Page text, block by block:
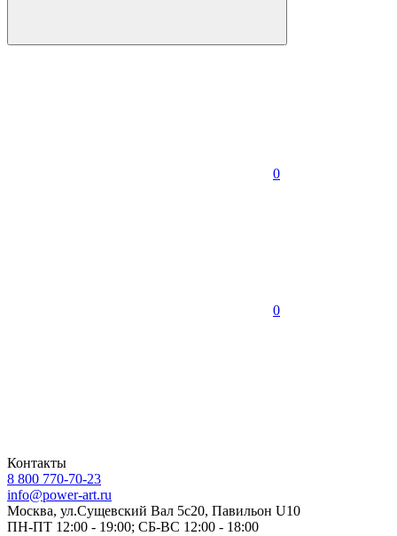
0
0
Контакты
8 800 770-70-23
info@power-art.ru
Москва, ул.Сущевский Вал 5с20, Павильон U10
ПН-ПТ 12:00 - 19:00; СБ-ВС 12:00 - 18:00